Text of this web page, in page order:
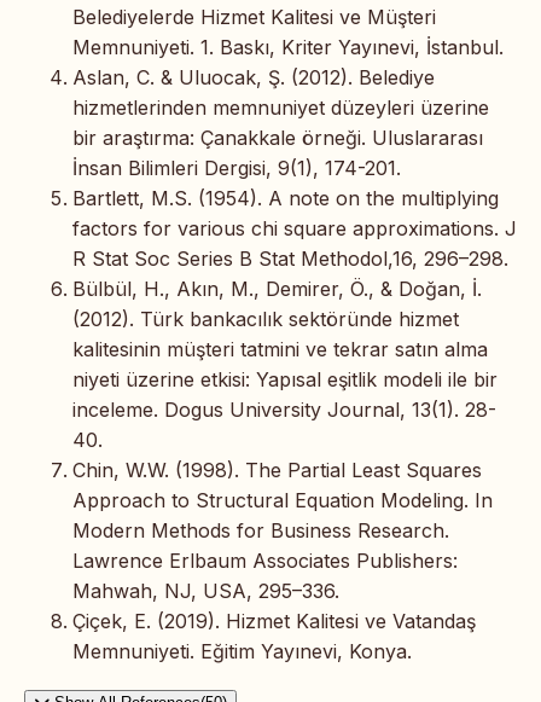
Belediyelerde Hizmet Kalitesi ve Müşteri
Memnuniyeti. 1. Baskı, Kriter Yayınevi, İstanbul.
Aslan, C. & Uluocak, Ş. (2012). Belediye
hizmetlerinden memnuniyet düzeyleri üzerine
bir araştırma: Çanakkale örneği. Uluslararası
İnsan Bilimleri Dergisi, 9(1), 174-201.
Bartlett, M.S. (1954). A note on the multiplying
factors for various chi square approximations. J
R Stat Soc Series B Stat Methodol,16, 296–298.
Bülbül, H., Akın, M., Demirer, Ö., & Doğan, İ.
(2012). Türk bankacılık sektöründe hizmet
kalitesinin müşteri tatmini ve tekrar satın alma
niyeti üzerine etkisi: Yapısal eşitlik modeli ile bir
inceleme. Dogus University Journal, 13(1). 28-
40.
Chin, W.W. (1998). The Partial Least Squares
Approach to Structural Equation Modeling. In
Modern Methods for Business Research.
Lawrence Erlbaum Associates Publishers:
Mahwah, NJ, USA, 295–336.
Çiçek, E. (2019). Hizmet Kalitesi ve Vatandaş
Memnuniyeti. Eğitim Yayınevi, Konya.